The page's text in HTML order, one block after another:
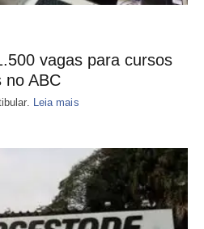
vagas para cursos
no ABC
Leia mais